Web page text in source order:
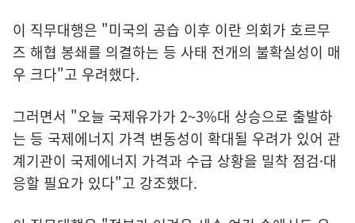
이 직무대행은 "미국의 공습 이후 이란 의회가 호르무
즈 해협 봉쇄를 의결하는 등 사태 전개의 불확실성이 매
우 크다"고 우려했다.
그러면서 "오늘 국제유가가 2~3%대 상승으로 출발하
는 등 국제에너지 가격 변동성이 확대될 우려가 있어 관
계기관이 국제에너지 가격과 수급 상황을 밀착 점검·대
응할 필요가 있다"고 강조했다.